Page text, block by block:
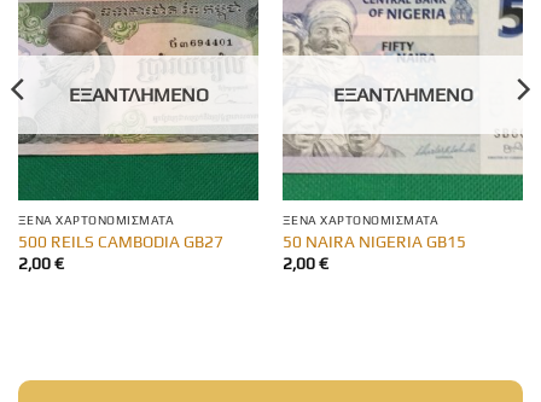
ΕΞΑΝΤΛΗΜΈΝΟ
ΞΈΝΑ ΧΑΡΤΟΝΟΜΊΣΜΑΤΑ
500 REILS CAMBODIA GB27
2,00€
ΕΞΑΝΤΛΗΜΈΝΟ
ΞΈΝΑ ΧΑΡΤΟΝΟΜΊΣΜΑΤΑ
50 NAIRA NIGERIA GB15
2,00€